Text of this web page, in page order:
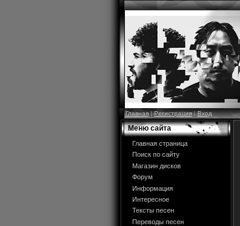
Главная|Регистрация|Вход
Меню сайта
Главная страница
Поиск по сайту
Магазин дисков
Форум
Информация
Интересное
Тексты песен
Переводы песен